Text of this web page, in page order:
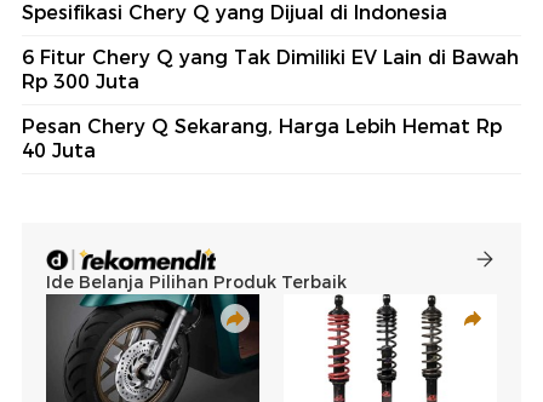
Spesifikasi Chery Q yang Dijual di Indonesia
6 Fitur Chery Q yang Tak Dimiliki EV Lain di Bawah
Rp 300 Juta
Pesan Chery Q Sekarang, Harga Lebih Hemat Rp
40 Juta